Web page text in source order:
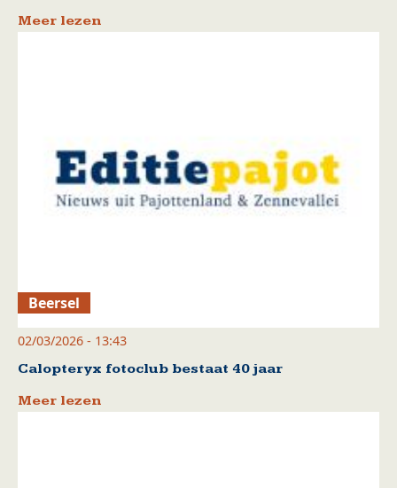
Meer lezen
Beersel
02/03/2026 - 13:43
Calopteryx fotoclub bestaat 40 jaar
Meer lezen